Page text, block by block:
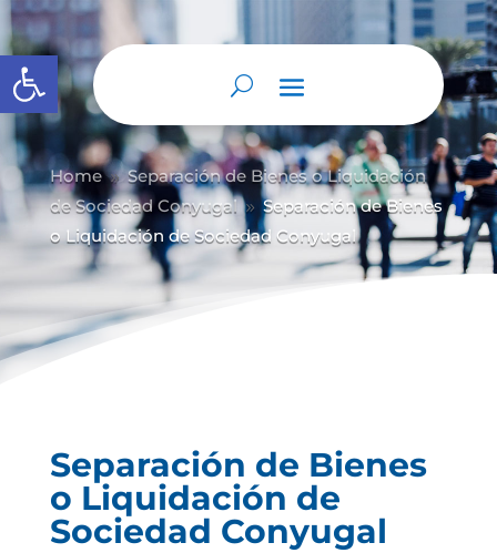
Abrir barra de herramientas
Home 9 Separación de Bienes o Liquidación
de Sociedad Conyugal 9 Separación de Bienes
o Liquidación de Sociedad Conyugal
Separación de Bienes
o Liquidación de
Sociedad Conyugal